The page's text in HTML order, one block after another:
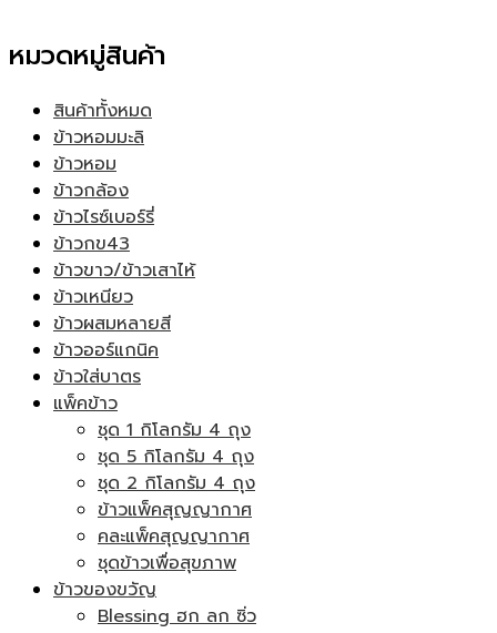
หมวดหมู่สินค้า
สินค้าทั้งหมด
ข้าวหอมมะลิ
ข้าวหอม
ข้าวกล้อง
ข้าวไรซ์เบอร์รี่
ข้าวกข43
ข้าวขาว/ข้าวเสาไห้
ข้าวเหนียว
ข้าวผสมหลายสี
ข้าวออร์แกนิค
ข้าวใส่บาตร
แพ็คข้าว
ชุด 1 กิโลกรัม 4 ถุง
ชุด 5 กิโลกรัม 4 ถุง
ชุด 2 กิโลกรัม 4 ถุง
ข้าวแพ็คสุญญากาศ
คละแพ็คสุญญากาศ
ชุดข้าวเพื่อสุขภาพ
ข้าวของขวัญ
Blessing ฮก ลก ซิ่ว